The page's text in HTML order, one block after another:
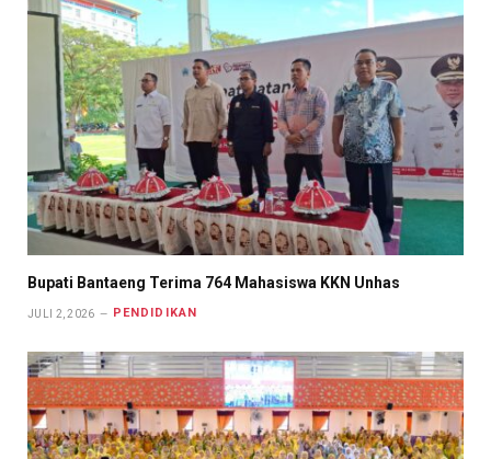
Bupati Bantaeng Terima 764 Mahasiswa KKN Unhas
JULI 2, 2026 PENDIDIKAN